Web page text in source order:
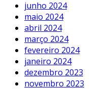
junho 2024
maio 2024
abril 2024
março 2024
fevereiro 2024
janeiro 2024
dezembro 2023
novembro 2023